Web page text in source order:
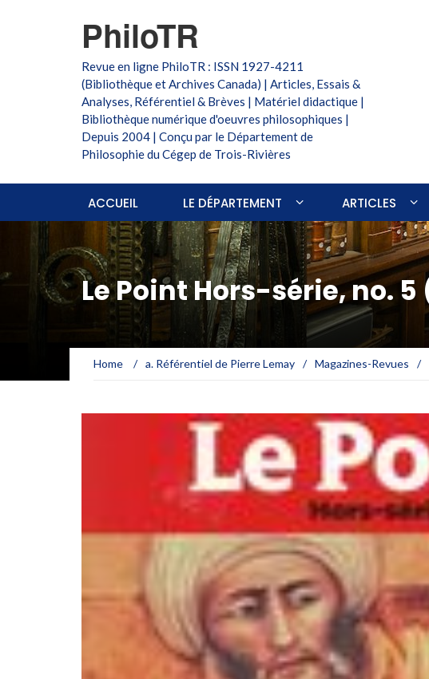
PhiloTR
Revue en ligne PhiloTR : ISSN 1927-4211
(Bibliothèque et Archives Canada) | Articles, Essais &
Analyses, Référentiel & Brèves | Matériel didactique |
Bibliothèque numérique d'oeuvres philosophiques |
Depuis 2004 | Conçu par le Département de
Philosophie du Cégep de Trois-Rivières
ACCUEIL LE DÉPARTEMENT ARTICLES
Le Point Hors-série, no.
Home / a. Référentiel de Pierre Lemay / Magazines-Revues /